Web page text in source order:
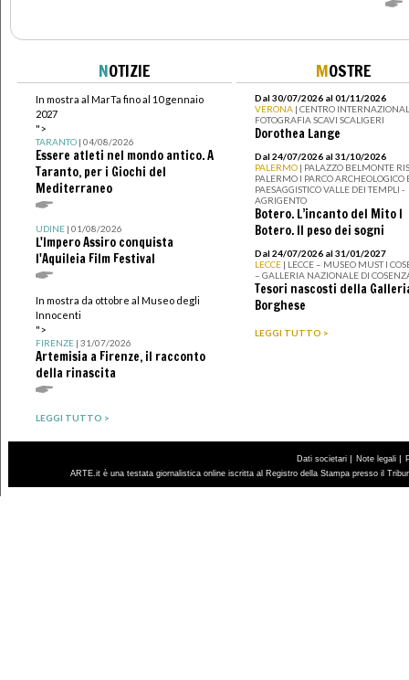
NOTIZIE
In mostra al MarTa fino al 10 gennaio
2027
">
TARANTO| 04/08/2026
Essere atleti nel mondo antico. A
Taranto, per i Giochi del
Mediterraneo
UDINE| 01/08/2026
L'Impero Assiro conquista
l'Aquileia Film Festival
In mostra da ottobre al Museo degli
Innocenti
">
FIRENZE| 31/07/2026
Artemisia a Firenze, il racconto
della rinascita
LEGGI TUTTO >
MOSTRE
Dal 30/07/2026 al 01/11/2026
VERONA | CENTRO
FOTOGRAFIA SCAVI SCALIGERI
Dorothea Lange
Dal 24/07/2026 al 31/10/2026
PALERMO | PALAZZO BELMONTE
PALERMO I PARCO ARCHEOLOGICO
PAESAGGISTICO VALLE DEI TEMPLI -
AGRIGENTO
Botero. L’incanto del Mito I
Botero. Il peso dei sogni
Dal 24/07/2026 al 31/01/2027
LECCE | LECCE – MUSEO MUST I
– GALLERIA NAZIONALE DI
Tesori nascosti della
Borghese
LEGGI TUTTO >
Dati societari | Note legali |
ARTE.it è una testata giornalistica online iscritta al Registro della Stampa presso il